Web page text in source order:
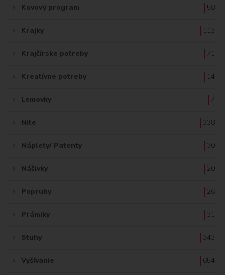
Kovový program 58
Krajky 113
Krajčírske potreby 71
Kreatívne potreby 14
Lemovky 7
Nite 338
Náplety/ Patenty 30
Nášivky 20
Popruhy 26
Prámiky 31
Stuhy 343
Vyšívanie 654